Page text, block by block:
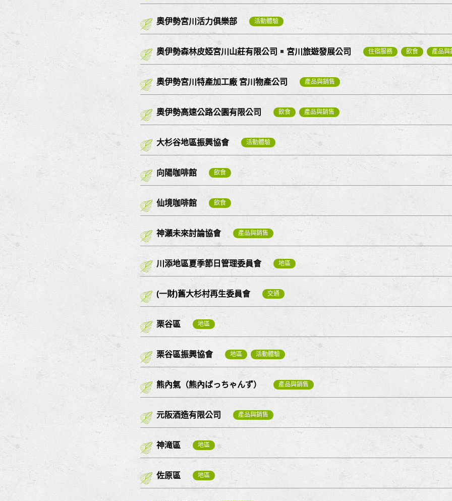
奧伊勢宮川活力俱樂部 活動體驗
奧伊勢森林皮婭宮川山莊有限公司 宮川旅遊發展公司 住宿服務 飲食 產品與
奧伊勢宮川特產加工廠 宮川物產公司 產品與銷售
奧伊勢高速公路公園有限公司 飲食 產品與銷售
大杉谷地區振興協會 活動體驗
向陽咖啡館 飲食
仙境咖啡館 飲食
神瀨未來討論協會 產品與銷售
川添地區夏季節日管理委員會 地區
(一財)舊大杉村再生委員會 交通
栗谷區 地區
栗谷區振興協會 地區 活動體驗
熊內氣（熊內ばっちゃんず） 產品與銷售
元阪酒造有限公司 產品與銷售
神滝區 地區
佐原區 地區